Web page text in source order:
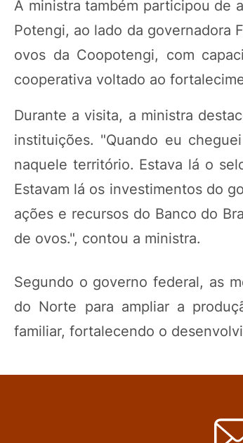
A ministra também participou de
Potengi, ao lado da governadora
ovos da Coopotengi, com
cooperativa voltado ao
Durante a visita, a ministra
instituições. "Quando eu
naquele território. Estava lá o
Estavam lá os investimentos do
ações e recursos do Banco do
de ovos.", contou a ministra.
Segundo o governo federal, as
do Norte para ampliar a
familiar, fortalecendo o